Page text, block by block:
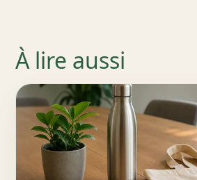
À lire aussi